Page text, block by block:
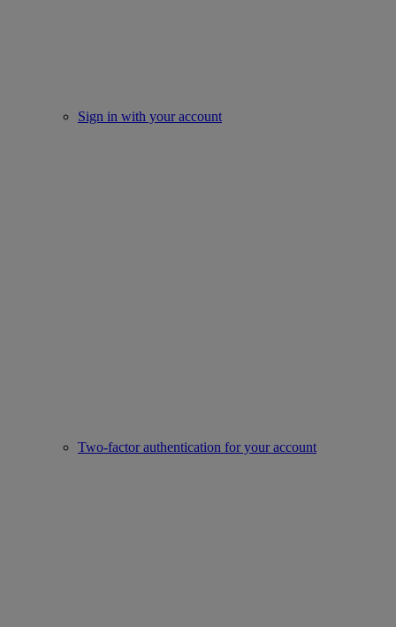
Sign in with your account
Two-factor authentication for your account